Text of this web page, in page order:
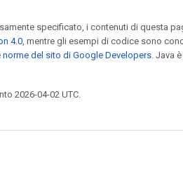
specificato, i contenuti di questa
4.0 , mentre gli esempi di codice sono
norme del sito di Google Developers . Java
2026-04-02 UTC.